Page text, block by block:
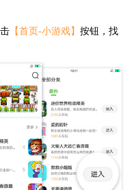
【首页-小游戏】 按钮，找